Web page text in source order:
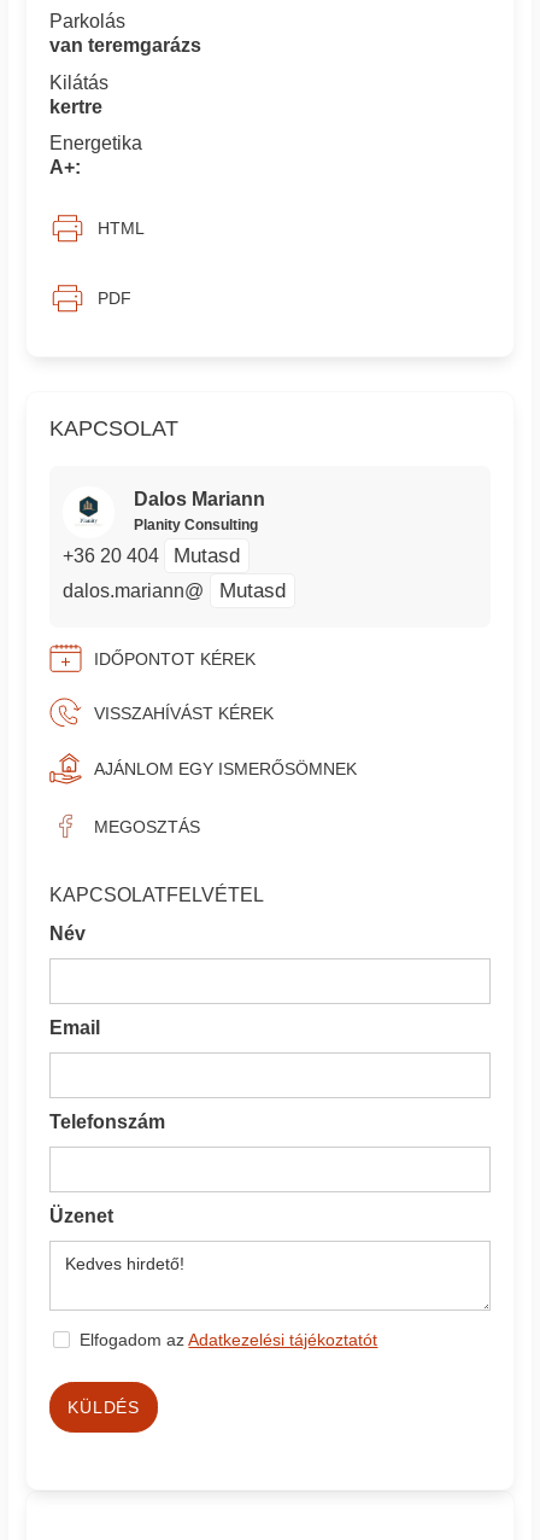
KAPCSOLAT
Dalos Mariann
Planity Consulting
+36 20 404 Mutasd
dalos.mariann@ Mutasd
IDŐPONTOT KÉREK
VISSZAHÍVÁST KÉREK
AJÁNLOM EGY ISMERŐSÖMNEK
MEGOSZTÁS
KAPCSOLATFELVÉTEL
Név
Email
Telefonszám
Üzenet
Elfogadom azAdatkezelési tájékoztatót
KÜLDÉS
Parkolás
van teremgarázs
Kilátás
kertre
Energetika
A+:
HTML
PDF